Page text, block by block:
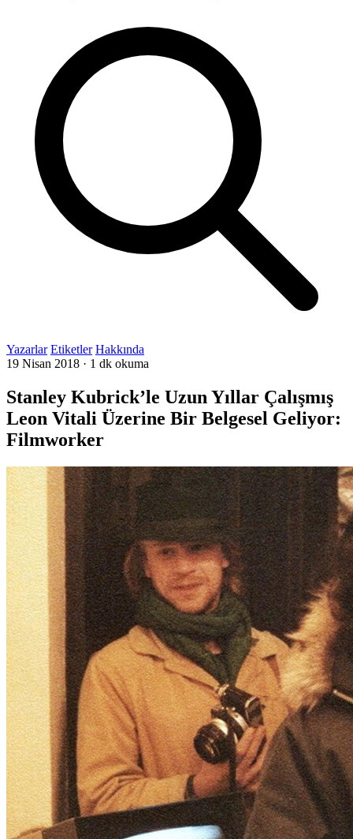
Yazarlar Etiketler Hakkında
19 Nisan 2018 · 1 dk okuma
Stanley Kubrick’le Uzun Yıllar Çalışmış
Leon Vitali Üzerine Bir Belgesel Geliyor:
Filmworker